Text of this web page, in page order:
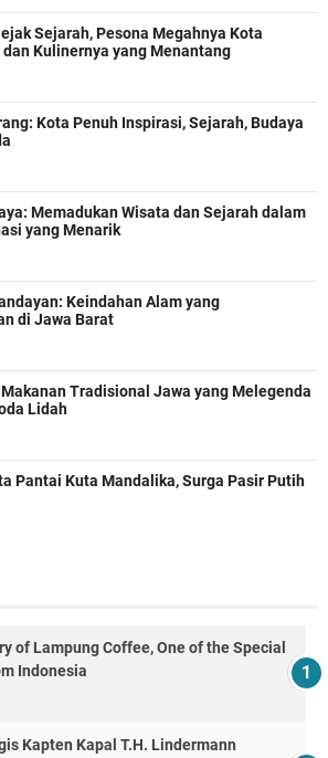
Sejarah, Pesona Megahnya Kota
Kulinernya yang Menantang
Kota Penuh Inspirasi, Sejarah, Budaya
Memadukan Wisata dan Sejarah dalam
yang Menarik
Keindahan Alam yang
di Jawa Barat
Tradisional Jawa yang Melegenda
Lidah
Pantai Kuta Mandalika, Surga Pasir Putih
of Lampung Coffee, One of the Special
Indonesia
Kapten Kapal T.H. Lindermann